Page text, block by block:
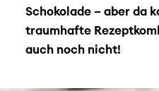
Schokolade – aber da
traumhafte
auch noch nicht!